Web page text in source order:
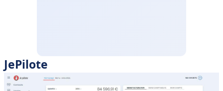
JePilote